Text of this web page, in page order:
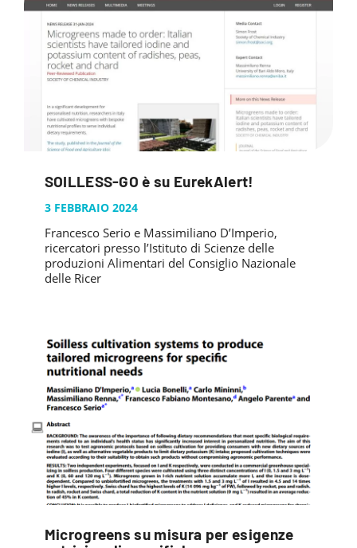
SOILLESS-GO è su EurekAlert!
3 FEBBRAIO 2024
Francesco Serio e Massimiliano D’Imperio,
ricercatori presso l’Istituto di Scienze delle
produzioni Alimentari del Consiglio Nazionale
delle Ricer
Microgreens su misura per esigenze